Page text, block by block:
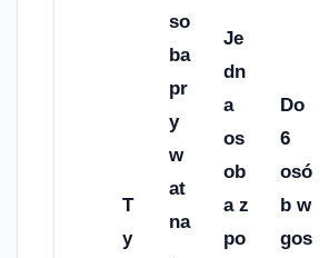
T
y
so
ba
pr
y
w
at
na
Je
dn
a
os
ob
a z
po
Do
6
osó
b w
gos